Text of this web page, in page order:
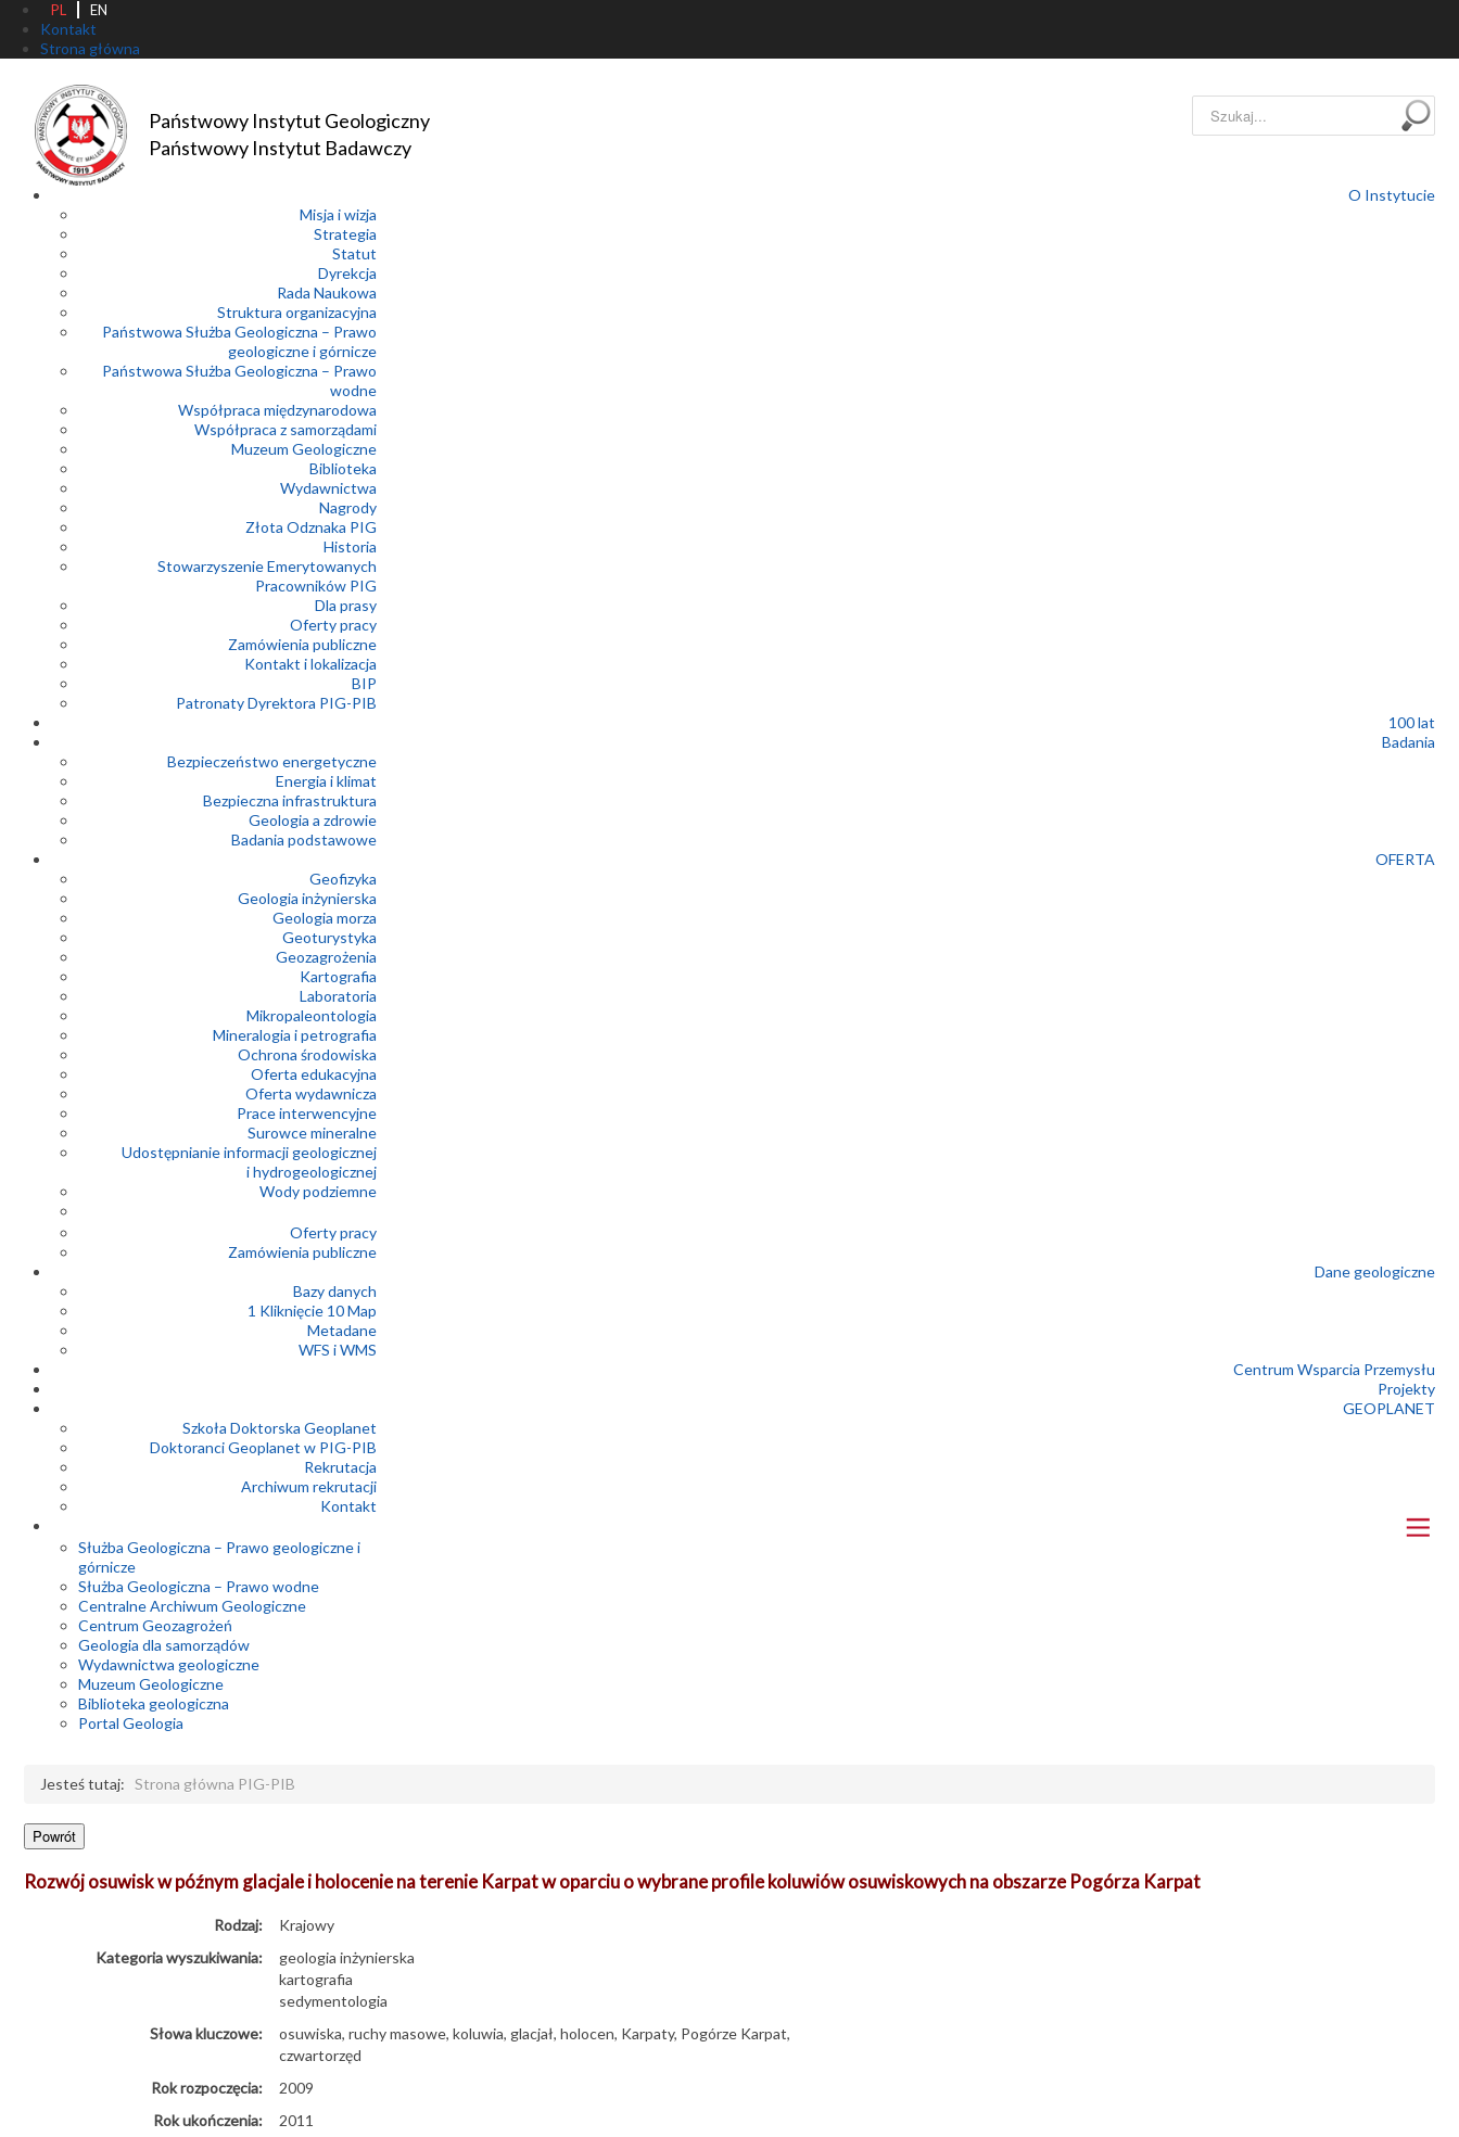
PL EN
Kontakt
Strona główna
Państwowy Instytut Geologiczny
Państwowy Instytut Badawczy
Szukaj...
O Instytucie
Misja i wizja
Strategia
Statut
Dyrekcja
Rada Naukowa
Struktura organizacyjna
Państwowa Służba Geologiczna – Prawo
geologiczne i górnicze
Państwowa Służba Geologiczna – Prawo
wodne
Współpraca międzynarodowa
Współpraca z samorządami
Muzeum Geologiczne
Biblioteka
Wydawnictwa
Nagrody
Złota Odznaka PIG
Historia
Stowarzyszenie Emerytowanych
Pracowników PIG
Dla prasy
Oferty pracy
Zamówienia publiczne
Kontakt i lokalizacja
BIP
Patronaty Dyrektora PIG-PIB
100 lat
Badania
Bezpieczeństwo energetyczne
Energia i klimat
Bezpieczna infrastruktura
Geologia a zdrowie
Badania podstawowe
OFERTA
Geofizyka
Geologia inżynierska
Geologia morza
Geoturystyka
Geozagrożenia
Kartografia
Laboratoria
Mikropaleontologia
Mineralogia i petrografia
Ochrona środowiska
Oferta edukacyjna
Oferta wydawnicza
Prace interwencyjne
Surowce mineralne
Udostępnianie informacji geologicznej
i hydrogeologicznej
Wody podziemne
Oferty pracy
Zamówienia publiczne
Dane geologiczne
Bazy danych
1 Kliknięcie 10 Map
Metadane
WFS i WMS
Centrum Wsparcia Przemysłu
Projekty
GEOPLANET
Szkoła Doktorska Geoplanet
Doktoranci Geoplanet w PIG-PIB
Rekrutacja
Archiwum rekrutacji
Kontakt
Służba Geologiczna – Prawo geologiczne i
górnicze
Służba Geologiczna – Prawo wodne
Centralne Archiwum Geologiczne
Centrum Geozagrożeń
Geologia dla samorządów
Wydawnictwa geologiczne
Muzeum Geologiczne
Biblioteka geologiczna
Portal Geologia
Jesteś tutaj: Strona główna PIG-PIB
Rozwój osuwisk w późnym glacjale i holocenie na terenie Karpat w oparciu o wybrane profile koluwiów osuwiskowych na obszarze Pogórza Karpat
Rodzaj:
Krajowy
Kategoria wyszukiwania:
geologia inżynierska
kartografia
sedymentologia
Słowa kluczowe:
osuwiska, ruchy masowe, koluwia, glacjał, holocen, Karpaty, Pogórze Karpat,
czwartorzęd
Rok rozpoczęcia:
2009
Rok ukończenia:
2011